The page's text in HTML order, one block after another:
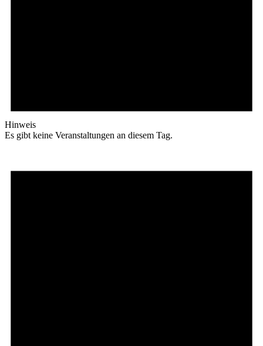
Hinweis
Es gibt keine Veranstaltungen an diesem Tag.